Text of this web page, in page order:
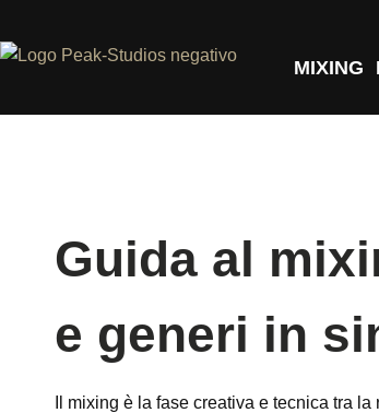
MIXING
Guida al
e generi in
Il mixing è la fase creativa e tecnica tra